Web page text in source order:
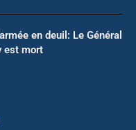
en deuil: Le Général
est mort